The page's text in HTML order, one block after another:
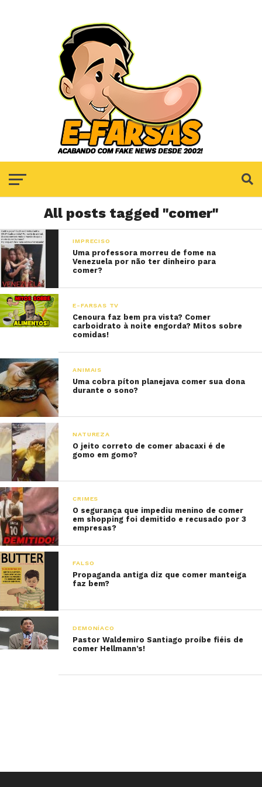
All posts tagged "comer"
IMPRECISO
Uma professora morreu de fome na
Venezuela por não ter dinheiro para
comer?
E-FARSAS TV
Cenoura faz bem pra vista? Comer
carboidrato à noite engorda? Mitos sobre
comidas!
ANIMAIS
Uma cobra píton planejava comer sua dona
durante o sono?
NATUREZA
O jeito correto de comer abacaxi é de
gomo em gomo?
CRIMES
O segurança que impediu menino de comer
em shopping foi demitido e recusado por 3
empresas?
FALSO
Propaganda antiga diz que comer manteiga
faz bem?
DEMONÍACO
Pastor Waldemiro Santiago proíbe fiéis de
comer Hellmann’s!